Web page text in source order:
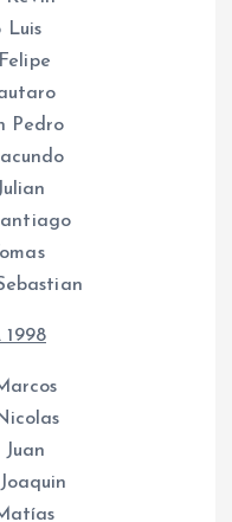
Luis
Pedro
1998